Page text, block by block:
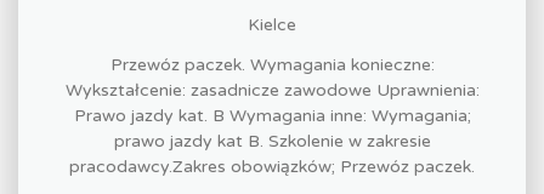
Kielce
Przewóz paczek. Wymagania konieczne:
Wykształcenie: zasadnicze zawodowe Uprawnienia:
Prawo jazdy kat. B Wymagania inne: Wymagania;
prawo jazdy kat B. Szkolenie w zakresie
pracodawcy.Zakres obowiązków; Przewóz paczek.